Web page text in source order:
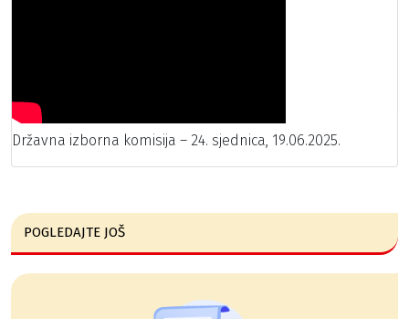
Državna izborna komisija – 24. sjednica, 19.06.2025.
POGLEDAJTE JOŠ